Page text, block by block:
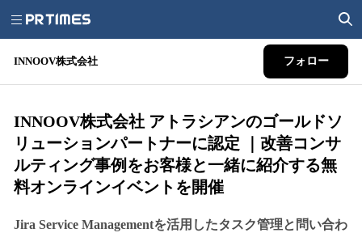
INNOOV株式会社 フォロー
INNOOV株式会社 アトラシアンのゴールドソ
リューションパートナーに認定 ｜改善コンサ
ルティング事例をお客様と一緒に紹介する無
料オンラインイベントを開催
Jira Service Managementを活用したタスク管理と問い合わ